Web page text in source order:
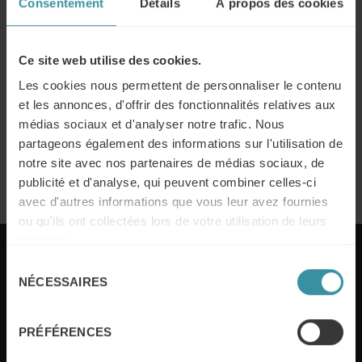
Ce site web utilise des cookies.
Les cookies nous permettent de personnaliser le contenu
et les annonces, d'offrir des fonctionnalités relatives aux
médias sociaux et d'analyser notre trafic. Nous
partageons également des informations sur l'utilisation de
notre site avec nos partenaires de médias sociaux, de
publicité et d'analyse, qui peuvent combiner celles-ci
avec d'autres informations que vous leur avez fournies
ou qu'ils ont collectées lors de votre utilisation de leurs
NÉCESSAIRES
PRÉFÉRENCES
Développer les compétences
équipes terrain
En savoir plus
Montée en puissance de la performance
commerciale
En savoir plus
Chaque année et dans plus de 50 pays, Mercuri
International aide les sociétés à atteindre
clients, à la fois localement, et à travers le monde,
avec des solutions sur mesure, doublées de